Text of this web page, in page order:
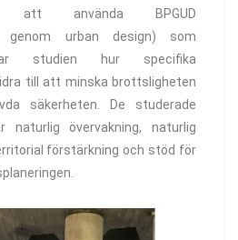
att använda BPGUD
genom urban design) som
studien hur specifika
till att minska brottsligheten
säkerheten. De studerade
naturlig övervakning, naturlig
förstärkning och stöd för